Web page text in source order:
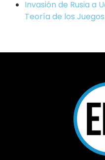
Invasión de Rusia a
Teoría de los Juegos